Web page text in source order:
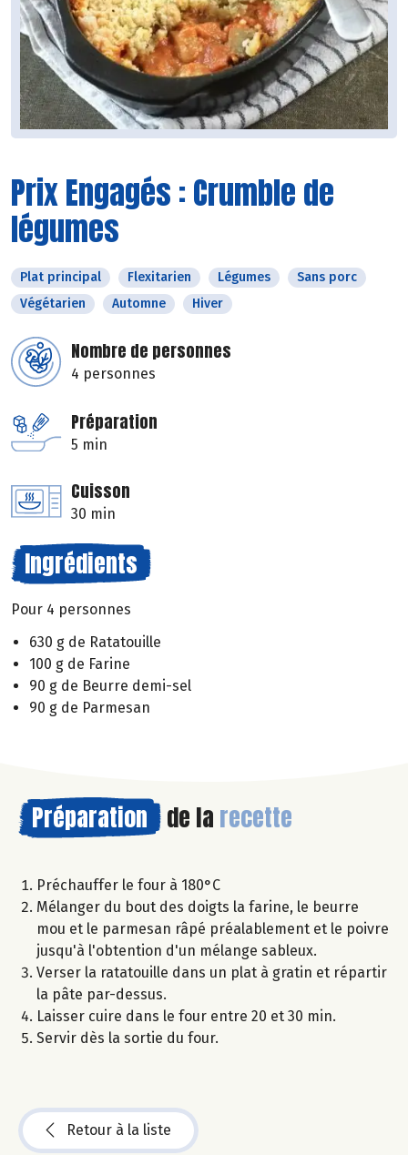
Prix Engagés : Crumble de
légumes
Plat principal Flexitarien Légumes
Sans porc
Végétarien
Automne Hiver
Nombre de personnes
4 personnes
Préparation
5 min
Cuisson
30 min
Ingrédients
Pour 4 personnes
630 g de Ratatouille
100 g de Farine
90 g de Beurre demi-sel
90 g de Parmesan
Préparation de la recette
Préchauffer le four à 180°C
Mélanger du bout des doigts la farine, le beurre
mou et le parmesan râpé préalablement et le poivre
jusqu'à l'obtention d'un mélange sableux.
Verser la ratatouille dans un plat à gratin et répartir
la pâte par-dessus.
Laisser cuire dans le four entre 20 et 30 min.
Servir dès la sortie du four.
Retour à la liste